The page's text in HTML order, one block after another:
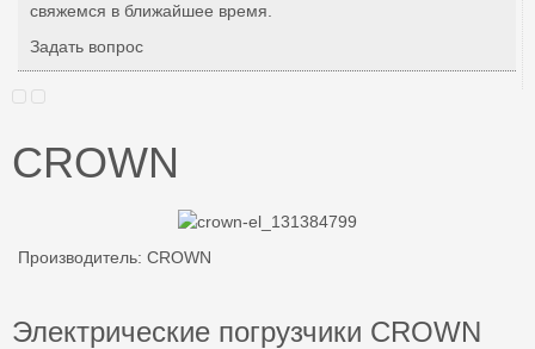
свяжемся в ближайшее время.
Задать вопрос
CROWN
Производитель: CROWN
Электрические погрузчики CROWN